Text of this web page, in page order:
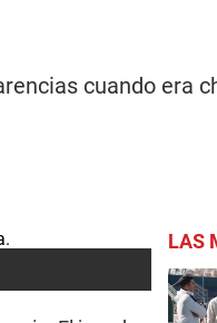
cuando era
LAS